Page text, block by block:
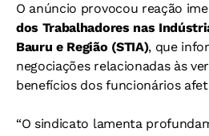
O anúncio provocou reação
dos Trabalhadores nas
Bauru e Região (STIA), que
negociações relacionadas às
benefícios dos funcionários
“O sindicato lamenta